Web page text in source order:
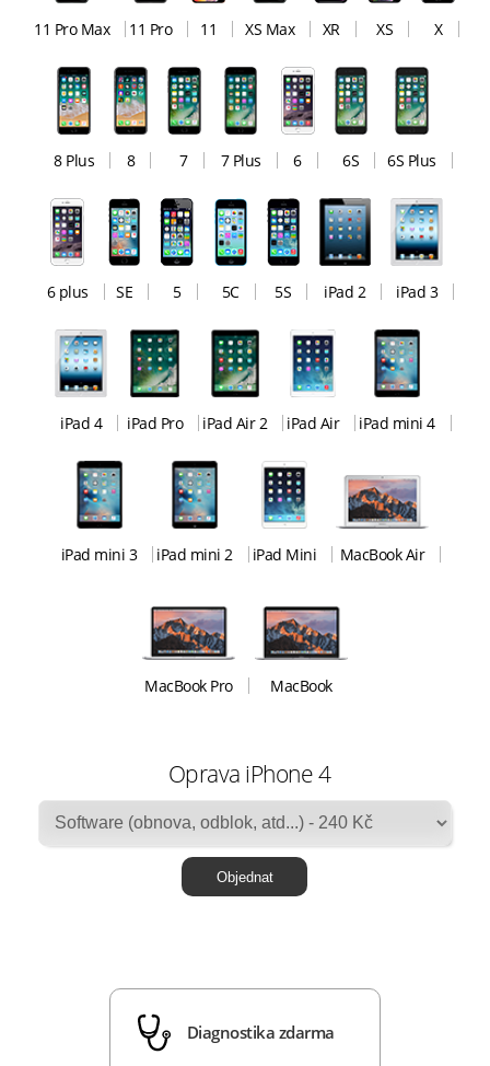
11 Pro Max 11 Pro 11 XS Max XR XS X
8 Plus 8 7 7 Plus 6 6S 6S Plus
6 plus SE 5 5C 5S iPad 2 iPad 3
iPad 4 iPad Pro iPad Air 2 iPad Air iPad mini 4
iPad mini 3 iPad mini 2 iPad Mini MacBook Air
MacBook Pro MacBook
Oprava iPhone 4
Diagnostika zdarma